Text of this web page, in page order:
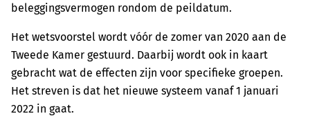
beleggingsvermogen rondom de ​peildatum.
​​​​​Het wetsvoorstel wordt vóór de zomer van 2020 aan de
Tweede Kamer gestuurd. Daarbij wordt ook in kaart
gebracht wat de effecten zijn voor specifieke groepen.
Het streven is dat het nieuwe systeem vanaf 1 januari
2022 in gaat.